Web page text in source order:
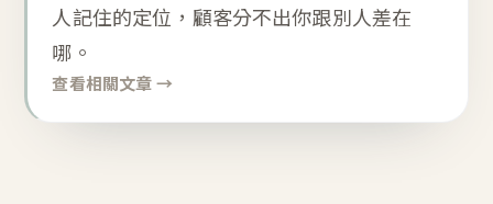
人記住的定位，顧客分不出你跟別人差在
哪。
查看相關文章 →